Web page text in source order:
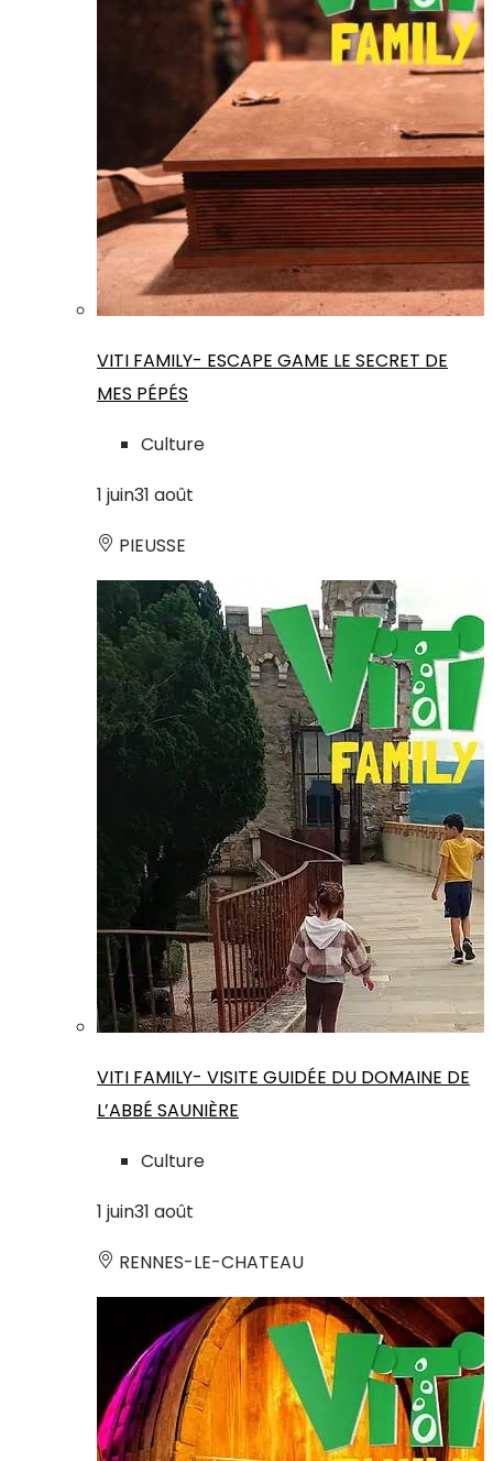
VITI FAMILY- ESCAPE GAME LE SECRET DE
MES PÉPÉS
Culture
1 juin31 août
PIEUSSE
VITI FAMILY- VISITE GUIDÉE DU DOMAINE DE
L’ABBÉ SAUNIÈRE
Culture
1 juin31 août
RENNES-LE-CHATEAU